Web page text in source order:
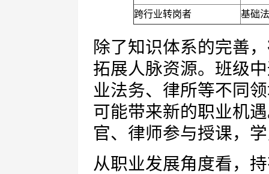
跨行业转岗者
基础
除了知识体系的完善，
拓展人脉资源。班级
业法务、律所等不同
可能带来新的职业机
官、律师参与授课，
从职业发展角度看，